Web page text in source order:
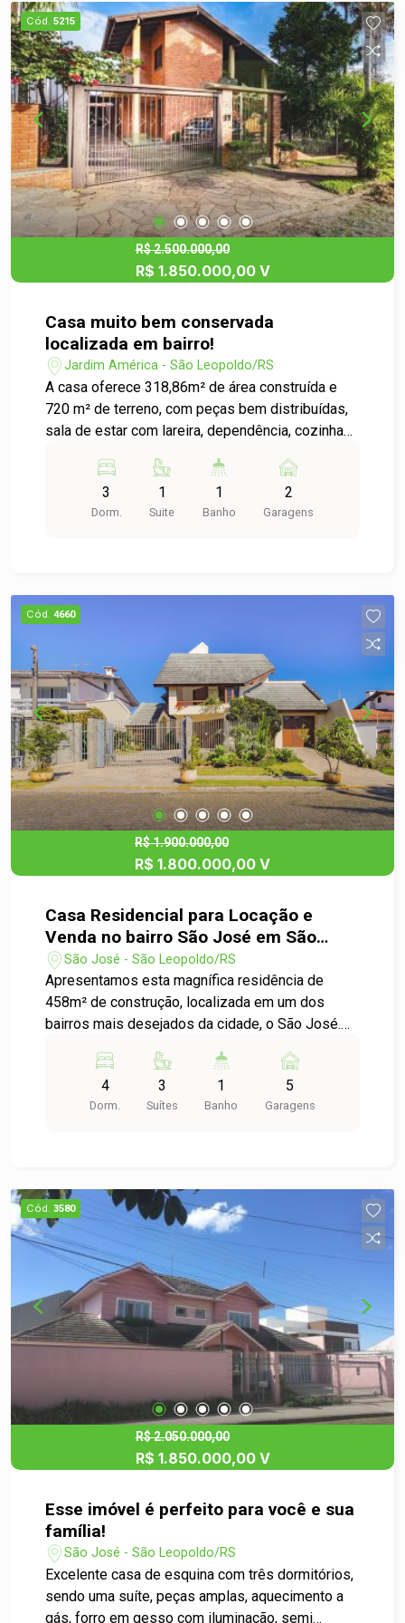
Cód. 5215
R$ 2.500.000,00
R$ 1.850.000,00 V
Casa muito bem conservada
localizada em bairro!
Jardim América - São Leopoldo/RS
A casa oferece 318,86m² de área construída e
720 m² de terreno, com peças bem distribuídas,
sala de estar com lareira, dependência, cozinha
sendo uma suíte e garagem. Conta também com
excelente pátio amplo com piscina e salão de
festas. Não perca essa oportunidade, agende
3
Dorm.
1
Suite
1
Banho
2
Garagens
Cód. 4660
R$ 1.900.000,00
R$ 1.800.000,00 V
Casa Residencial para Locação e
Venda no bairro São José em São
Leopoldo
São José - São Leopoldo/RS
Apresentamos esta magnífica residência de
458m² de construção, localizada em um dos
bairros mais desejados da cidade, o São José.
funcionalidade, ideal para quem busca viver com
qualidade e bem-estar. Destaques do Imóvel: 2
amplas salas com lareiras, perfeitas para receber
distribuídas e confortáveis. Escritório versátil,
com possibilidade de ser convertido em mais um
dormitório. Espaço gourmet completo, ideal para
confraternizações com amigos e família. Piscina
aquecida, garantindo lazer o ano todo, inclusive
nos dias mais frios. Tudo isso em um terreno
generoso, com ambientes bem planejados,
acabamento de alta qualidade e localização
transformar seu sonho em realidade. Agende sua
visita e venha conhecer de perto cada detalhe
desse lar encantador!
4
Dorm.
3
Suítes
1
Banho
5
Garagens
Cód. 3580
R$ 2.050.000,00
R$ 1.850.000,00 V
Esse imóvel é perfeito para você e sua
família!
São José - São Leopoldo/RS
Excelente casa de esquina com três dormitórios,
sendo uma suíte, peças amplas, aquecimento a
gás, forro em gesso com iluminação, semi